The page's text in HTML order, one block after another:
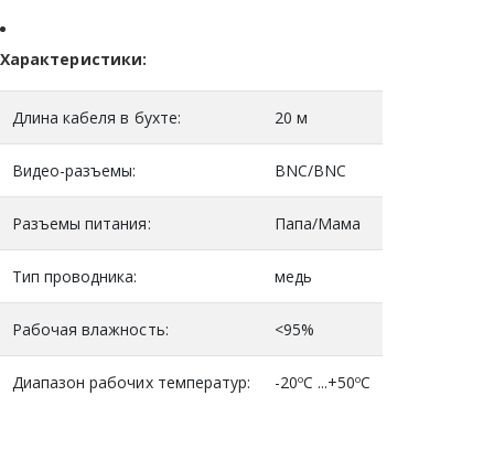
Характеристики:
Длина кабеля в бухте: 20 м
Видео-разъемы: BNC/BNC
Разъемы питания: Папа/Мама
Тип проводника: медь
Рабочая влажность: <95%
Диапазон рабочих температур: -20ºC ...+50ºC